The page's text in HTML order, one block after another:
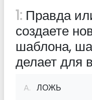
1: Правда
создаете
шаблона,
делает для
A. ЛОЖЬ